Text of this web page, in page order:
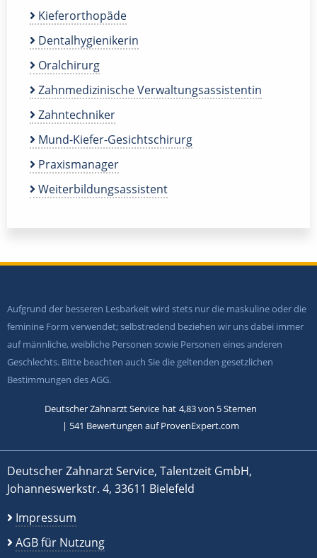
Kieferorthopäde
Dentalhygienikerin
Oralchirurg
Zahnmedizinische Verwaltungsassistentin
Zahntechniker
Mund-Kiefer-Gesichtschirurg
Praxismanager
Weiterbildungsassistent
Aufgrund der besseren Lesbarkeit wird stets nur die maskuline oder die
feminine Form verwendet; selbstredend beziehen wir uns dabei immer
auf männliche, weibliche Personen sowie Personen eines anderen
Geschlechts. Bitte beachten auch Sie die geltenden gesetzlichen
Bestimmungen des AGG.
Deutscher Zahnarzt Service hat 4,83von 5Sternen
| 541 Bewertungen auf ProvenExpert.com
Deutscher Zahnarzt Service, Talentzeit GmbH,
Johanneswerkstr. 4, 33611 Bielefeld
Impressum
AGB für Nutzung